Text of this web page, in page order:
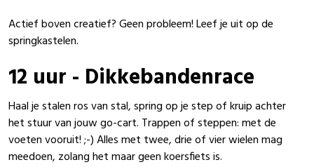
Actief boven creatief? Geen probleem! Leef je uit op de
springkastelen.
12 uur - Dikkebandenrace
Haal je stalen ros van stal, spring op je step of kruip achter
het stuur van jouw go-cart. Trappen of steppen: met de
voeten vooruit! ;-) Alles met twee, drie of vier wielen mag
meedoen, zolang het maar geen koersfiets is.